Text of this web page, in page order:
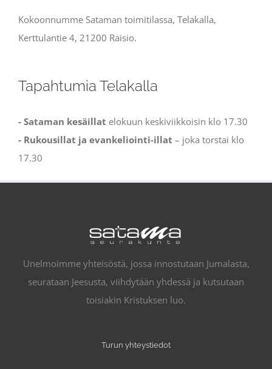
Kokoonnumme Sataman toimitilassa, Telakalla,
Kerttulantie 4, 21200 Raisio.
Tapahtumia Telakalla
- Sataman kesäillat elokuun keskiviikkoisin klo 17.30
- Rukousillat ja evankeliointi-illat – joka torstai klo
17.30
Unelmoimme yhteisöstä, jossa innostutaan Jumalasta,
seurataan Jeesusta, viihdytään yhdessä ja kutsutaan
toisiakin Kristuksen luo.
Turun yhteystiedot